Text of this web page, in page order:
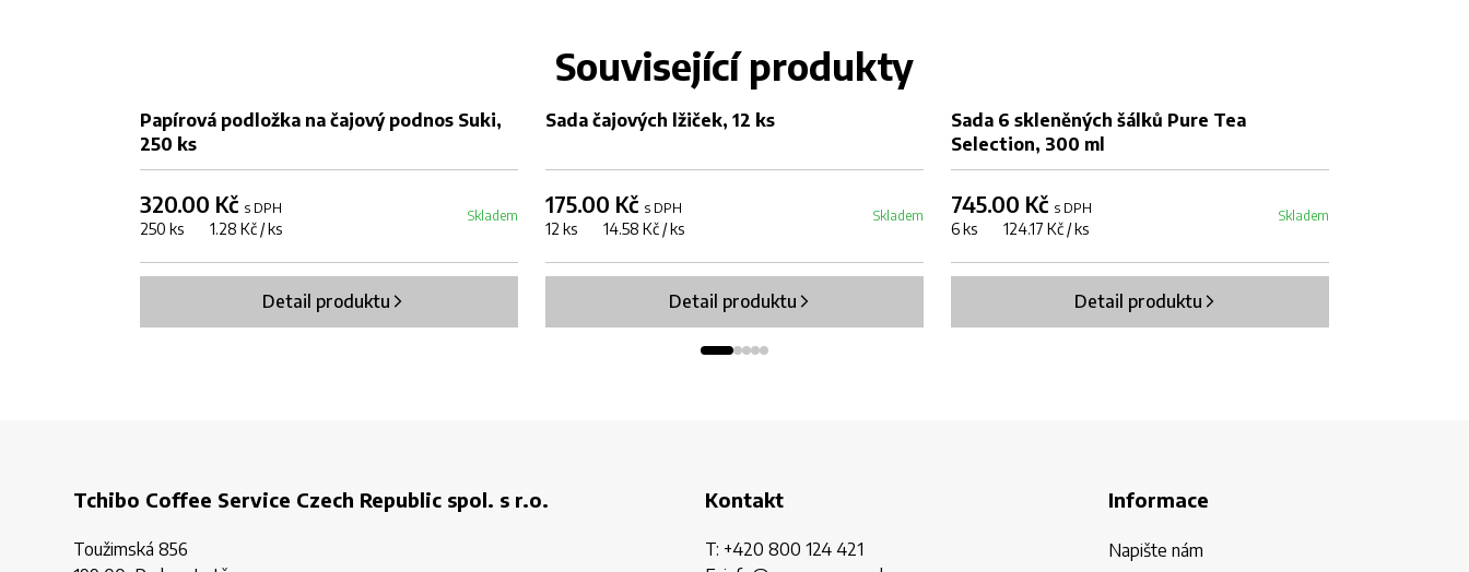
Související produkty
Papírová podložka na čajový podnos Suki,
250 ks
320.00 Kč s DPH
250 ks 1.28 Kč / ks
Skladem
Detail produktu
Sada čajových lžiček, 12 ks
175.00 Kč s DPH
12 ks 14.58 Kč / ks
Skladem
Detail produktu
Sada 6 skleněných šálků Pure Tea
Selection, 300 ml
745.00 Kč s DPH
6 ks 124.17 Kč / ks
Skladem
Detail produktu
Tchibo Coffee Service Czech Republic spol. s r.o.
Toužimská 856
Kontakt
T: +420 800 124 421
Informace
Napište nám